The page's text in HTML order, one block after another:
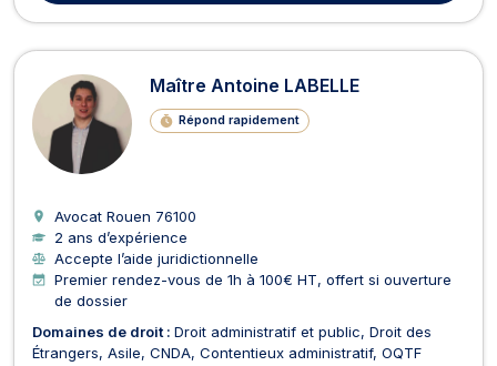
Maître Antoine LABELLE
Répond rapidement
Avocat Rouen 76100
2 ans d’expérience
Accepte l’aide juridictionnelle
Premier rendez-vous de 1h à 100€ HT, offert si ouverture
de dossier
Domaines de droit : Droit administratif et public Droit des
Étrangers Asile CNDA Contentieux administratif OQTF